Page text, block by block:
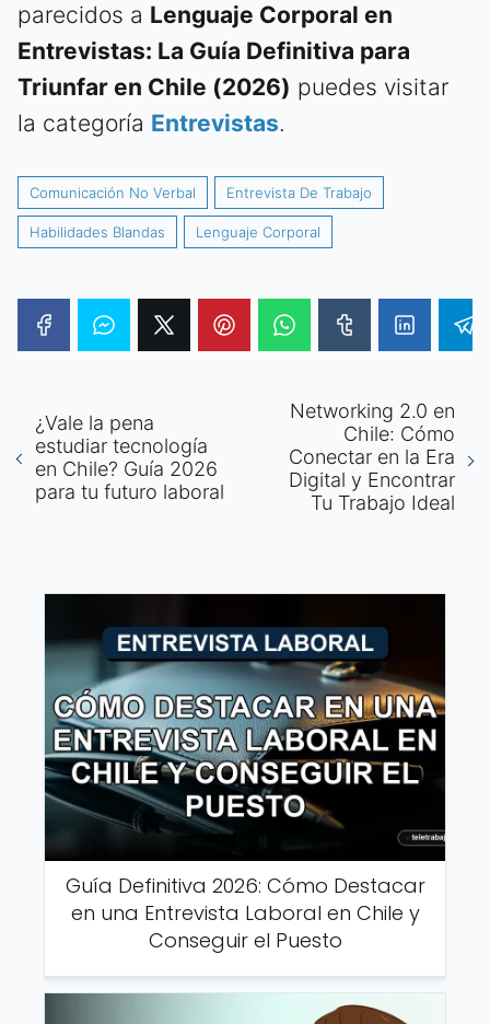
parecidos a Lenguaje Corporal en
Entrevistas: La Guía Definitiva para
Triunfar en Chile (2026) puedes visitar
la categoría Entrevistas.
Comunicación No Verbal Entrevista De Trabajo
Habilidades Blandas Lenguaje Corporal
¿Vale la pena
estudiar tecnología
en Chile? Guía 2026
para tu futuro laboral
Networking 2.0 en
Chile: Cómo
Conectar en la Era
Digital y Encontrar
Tu Trabajo Ideal
Guía Definitiva 2026: Cómo Destacar
en una Entrevista Laboral en Chile y
Conseguir el Puesto